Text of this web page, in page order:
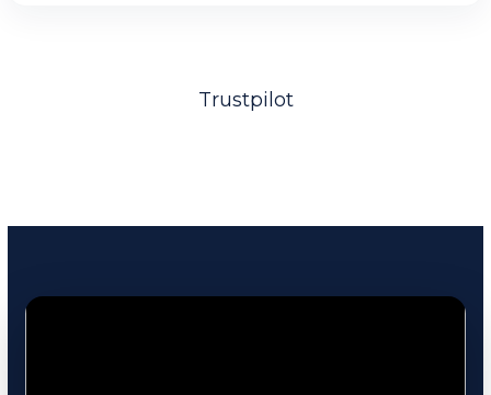
Trustpilot